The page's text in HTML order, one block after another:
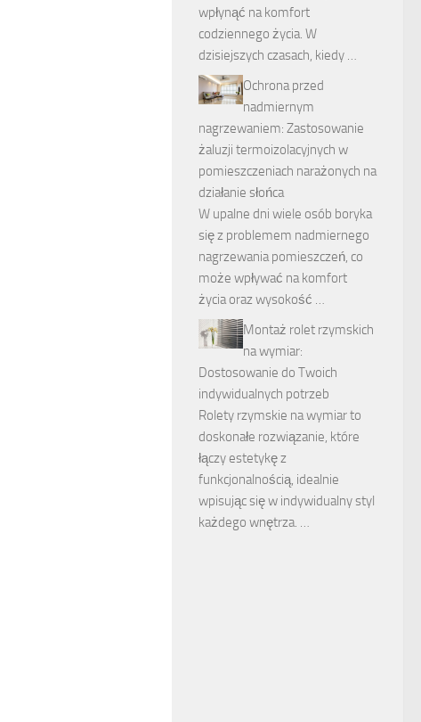
wpłynąć na komfort
codziennego życia. W
dzisiejszych czasach, kiedy …
Ochrona przed
nadmiernym
nagrzewaniem: Zastosowanie
żaluzji termoizolacyjnych w
pomieszczeniach narażonych na
działanie słońca
W upalne dni wiele osób boryka
się z problemem nadmiernego
nagrzewania pomieszczeń, co
może wpływać na komfort
życia oraz wysokość …
Montaż rolet rzymskich
na wymiar:
Dostosowanie do Twoich
indywidualnych potrzeb
Rolety rzymskie na wymiar to
doskonałe rozwiązanie, które
łączy estetykę z
funkcjonalnością, idealnie
wpisując się w indywidualny styl
każdego wnętrza. …